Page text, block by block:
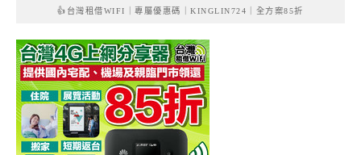
👍台灣租借WIFI｜專屬優惠碼｜KINGLIN724｜全方案85折